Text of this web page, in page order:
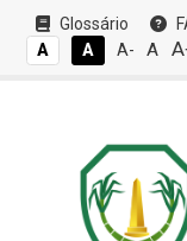
Glossário
A
A A- A